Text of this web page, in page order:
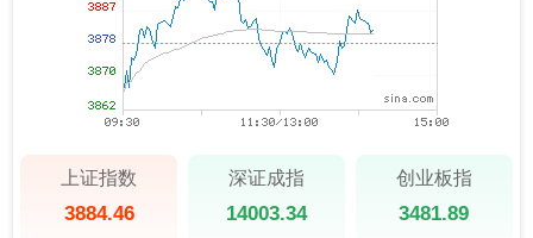
上证指数
3884.46
深证成指
14003.34
创业板指
3481.89